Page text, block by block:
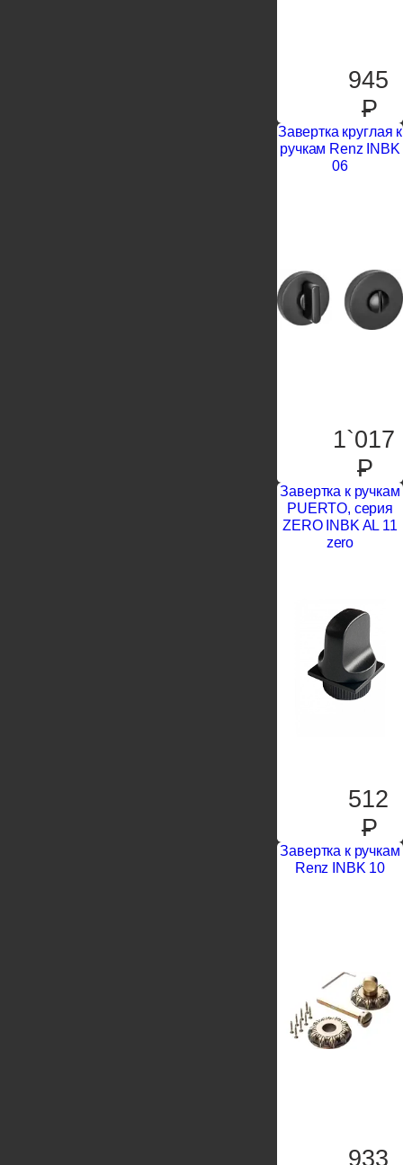
945
P
Завертка круглая к
ручкам Renz INBK
06
1`017
P
Завертка к ручкам
PUERTO, серия
ZERO INBK AL 11
zero
512
P
Завертка к ручкам
Renz INBK 10
933